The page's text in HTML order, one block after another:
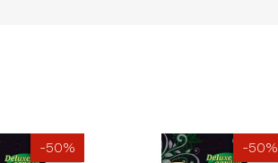
-50% -50%